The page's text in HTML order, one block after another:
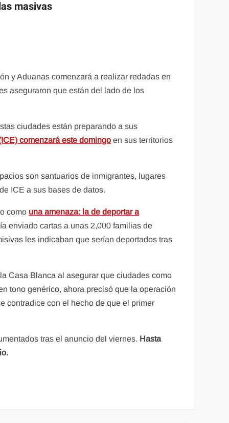
masivas
y Aduanas comenzará a realizar redadas en
aseguraron que están del lado de los
ciudades están preparando a sus
comenzará este domingo en sus territorios
son santuarios de inmigrantes, lugares
ICE a sus bases de datos.
como una amenaza: la de deportar a
enviado cartas a unas 2,000 familias de
les indicaban que serían deportados tras
Casa Blanca al asegurar que ciudades como
tono genérico, ahora precisó que la operación
contradice con el hecho de que el primer
tras el anuncio del viernes. Hasta